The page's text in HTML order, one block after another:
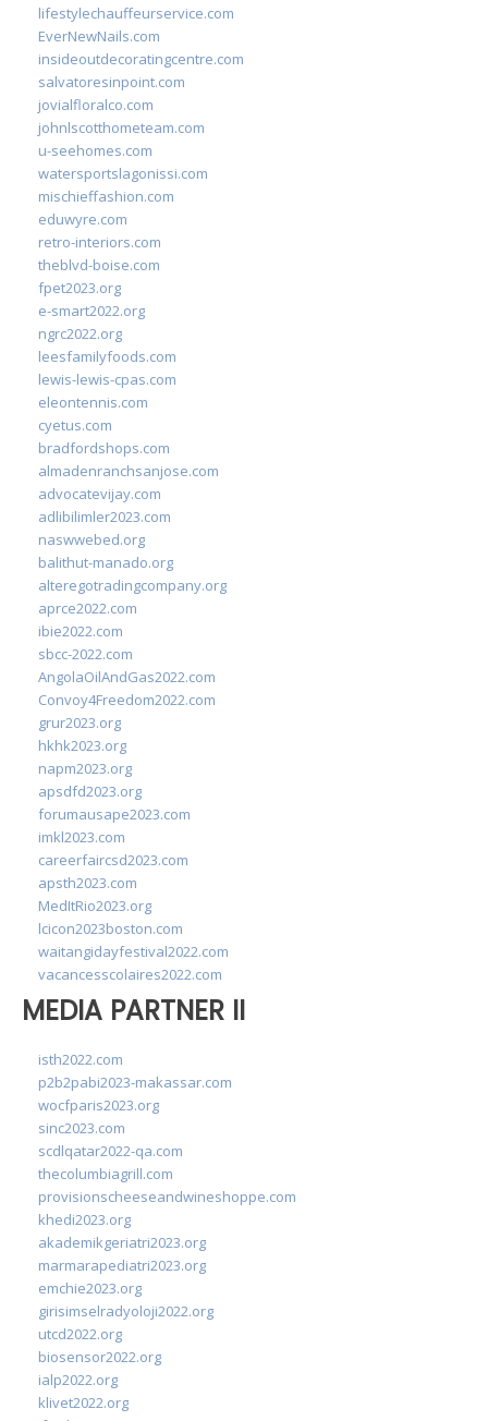
lifestylechauffeurservice.com
EverNewNails.com
insideoutdecoratingcentre.com
salvatoresinpoint.com
jovialfloralco.com
johnlscotthometeam.com
u-seehomes.com
watersportslagonissi.com
mischieffashion.com
eduwyre.com
retro-interiors.com
theblvd-boise.com
fpet2023.org
e-smart2022.org
ngrc2022.org
leesfamilyfoods.com
lewis-lewis-cpas.com
eleontennis.com
cyetus.com
bradfordshops.com
almadenranchsanjose.com
advocatevijay.com
adlibilimler2023.com
naswwebed.org
balithut-manado.org
alteregotradingcompany.org
aprce2022.com
ibie2022.com
sbcc-2022.com
AngolaOilAndGas2022.com
Convoy4Freedom2022.com
grur2023.org
hkhk2023.org
napm2023.org
apsdfd2023.org
forumausape2023.com
imkl2023.com
careerfaircsd2023.com
apsth2023.com
MedItRio2023.org
lcicon2023boston.com
waitangidayfestival2022.com
vacancesscolaires2022.com
MEDIA PARTNER II
isth2022.com
p2b2pabi2023-makassar.com
wocfparis2023.org
sinc2023.com
scdlqatar2022-qa.com
thecolumbiagrill.com
provisionscheeseandwineshoppe.com
khedi2023.org
akademikgeriatri2023.org
marmarapediatri2023.org
emchie2023.org
girisimselradyoloji2022.org
utcd2022.org
biosensor2022.org
ialp2022.org
klivet2022.org